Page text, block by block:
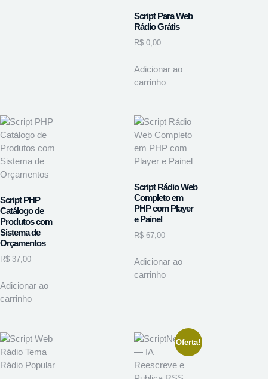
Script Para Web
Rádio Grátis
R$ 0,00
Adicionar ao
carrinho
Script PHP
Catálogo de
Produtos com
Sistema de
Orçamentos
R$ 37,00
Adicionar ao
carrinho
Script Rádio Web
Completo em
PHP com Player
e Painel
R$ 67,00
Adicionar ao
carrinho
Oferta!